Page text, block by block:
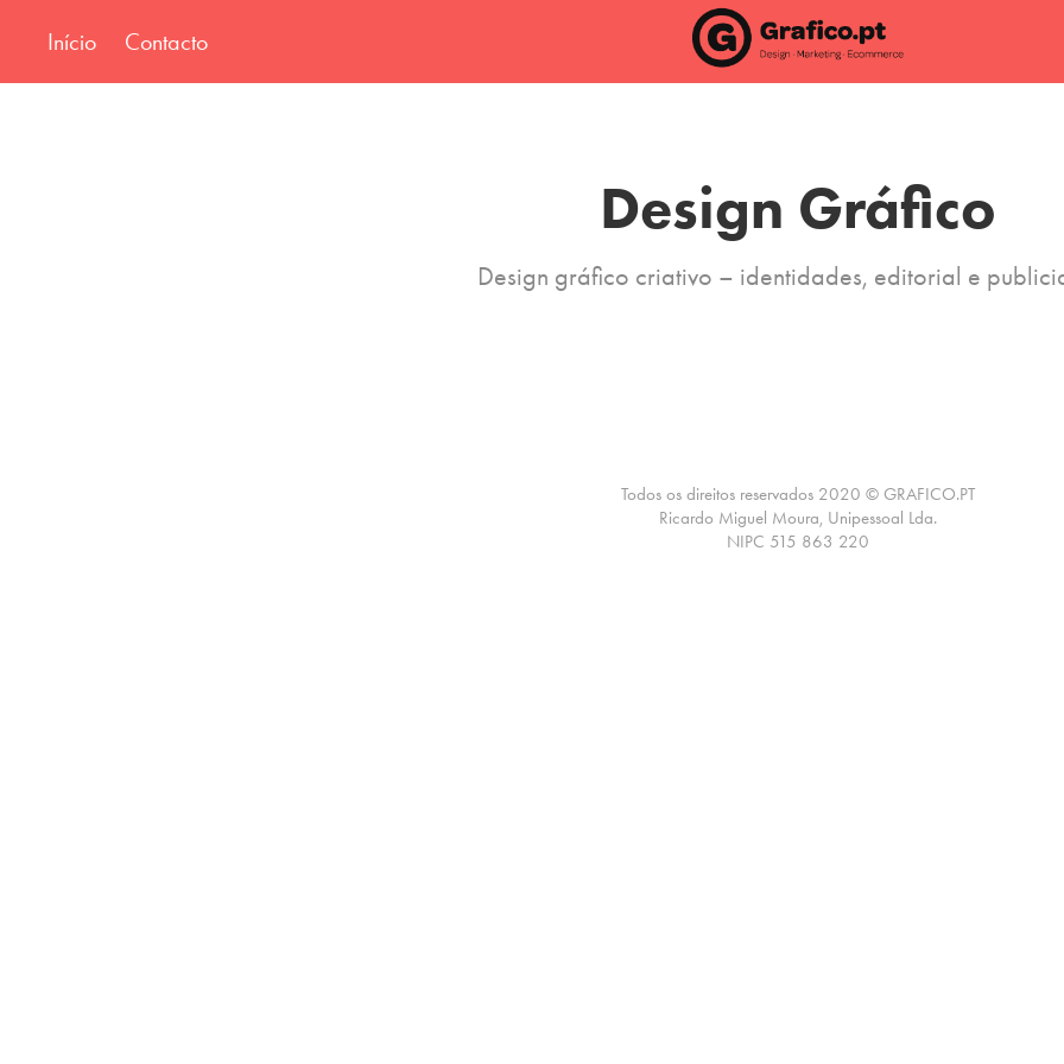
Início Contacto
Design Gráfico
Design gráfico criativo – identidades, editorial e
Todos os direitos reservados 2020 © GRAFICO.PT
Ricardo Miguel Moura, Unipessoal Lda.
NIPC 515 863 220